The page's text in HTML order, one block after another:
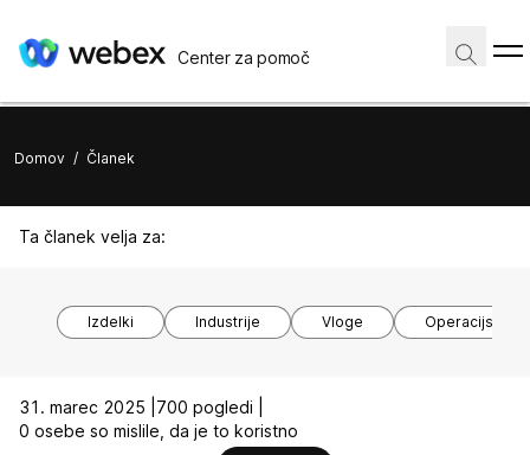
Center za pomoč
Domov / Članek
Ta članek velja za:
Izdelki Industrije Vloge Operacijski
31. marec 2025 | 700 pogledi |
0 osebe so mislile, da je to koristno